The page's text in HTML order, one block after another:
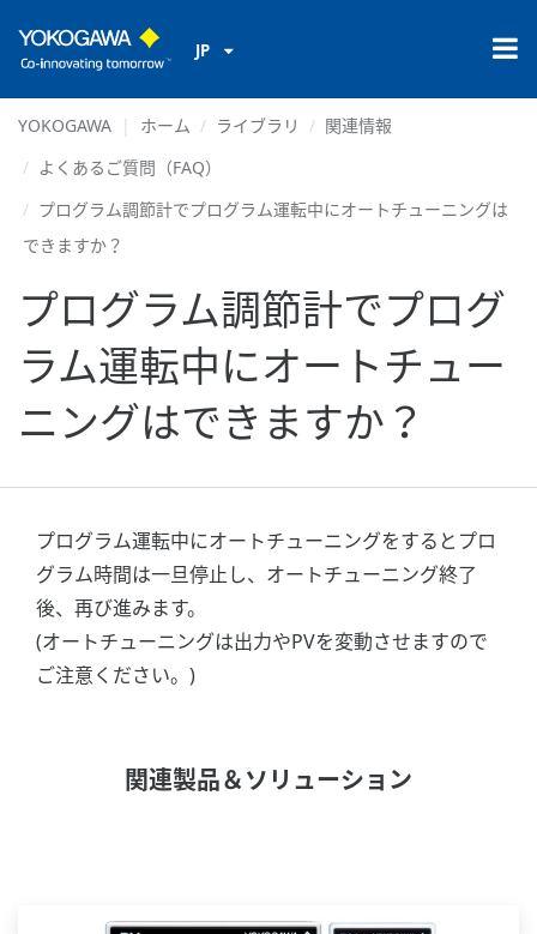
JP
YOKOGAWA ホーム ライブラリ
関連情報
よくあるご質問（FAQ）
プログラム調節計でプログラム運転中にオートチューニングは
できますか？
プログラム調節計でプログ
ラム運転中にオートチュー
ニングはできますか？
プログラム運転中にオートチューニングをするとプロ
グラム時間は一旦停止し、オートチューニング終了
後、再び進みます。
(オートチューニングは出力やPVを変動させますので
ご注意ください。)
関連製品＆ソリューション